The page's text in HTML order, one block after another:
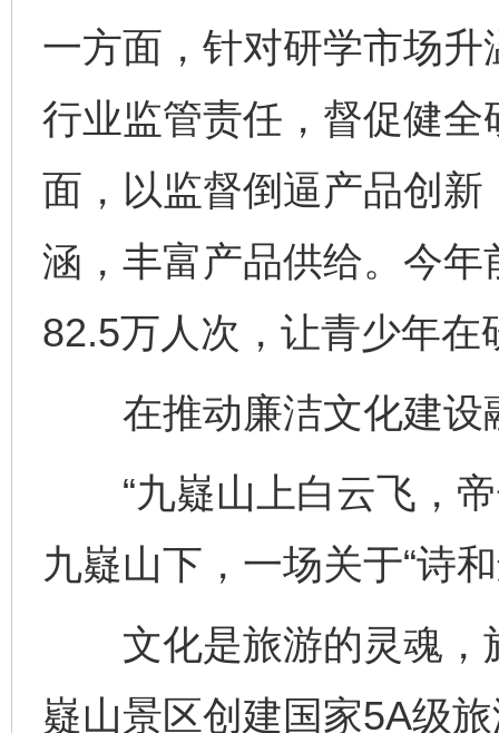
一方面，针对研学市场
行业监管责任，督促健
面，以监督倒逼产品创
涵，丰富产品供给。今
82.5万人次，让青少年
在推动廉洁文化建设
“九嶷山上白云飞，帝
九嶷山下，一场关于“诗
文化是旅游的灵魂，
嶷山景区创建国家5A级